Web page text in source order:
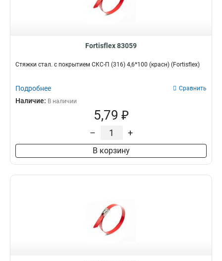
Fortisflex 83059
Стяжки стал. с покрытием СКС-П (316) 4,6*100 (красн) (Fortisflex)
Подробнее Сравнить
Наличие: В наличии
5,79 ₽
– +
В корзину